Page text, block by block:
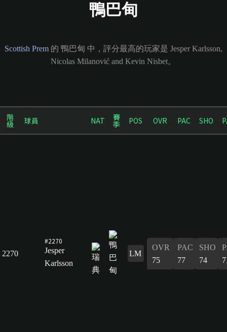
鴨巴甸
Scottish Prem 的 鴨巴甸 中，評分最高的玩家是 Jesper Karlsson,
Nicolas Milanović and Kevin Nisbet。
階
級 球員 NAT 賽
季 POS OVR PAC SHO
2270
#2270
Jesper
Karlsson
LM
OVR
75
PAC
77
SHO
74